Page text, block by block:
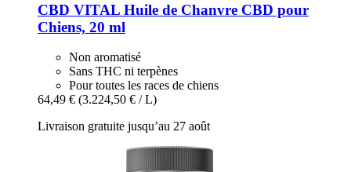
CBD VITAL Huile de Chanvre CBD pour
Chiens, 20 ml
Non aromatisé
Sans THC ni terpènes
Pour toutes les races de chiens
64,49 € (3.224,50 € / L)
Livraison gratuite jusqu’au 27 août